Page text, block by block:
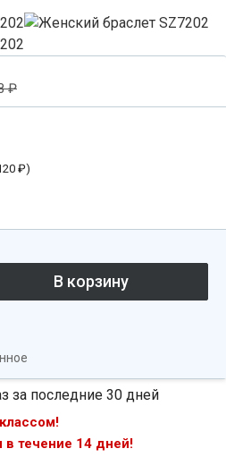
₽
₽)
за последние 30 дней
в течение 14 дней!